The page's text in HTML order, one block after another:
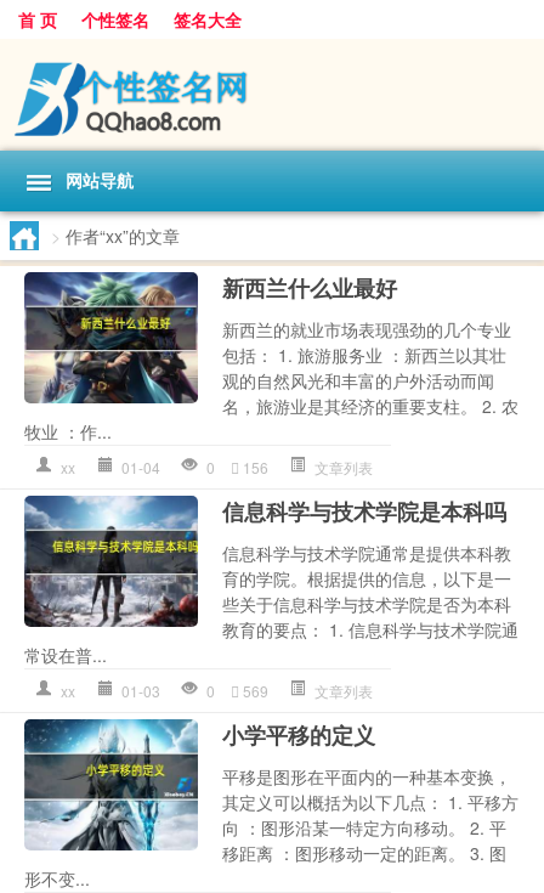
首 页 个性签名 签名大全
网站导航
> 作者“xx”的文章
新西兰什么业最好
新西兰的就业市场表现强劲的几个专业
包括： 1. 旅游服务业 ：新西兰以其壮
观的自然风光和丰富的户外活动而闻
名，旅游业是其经济的重要支柱。 2. 农
牧业 ：作...
xx 01-04 0 156 文章列表
信息科学与技术学院是本科吗
信息科学与技术学院通常是提供本科教
育的学院。根据提供的信息，以下是一
些关于信息科学与技术学院是否为本科
教育的要点： 1. 信息科学与技术学院通
常设在普...
xx 01-03 0 569 文章列表
小学平移的定义
平移是图形在平面内的一种基本变换，
其定义可以概括为以下几点： 1. 平移方
向 ：图形沿某一特定方向移动。 2. 平
移距离 ：图形移动一定的距离。 3. 图
形不变...